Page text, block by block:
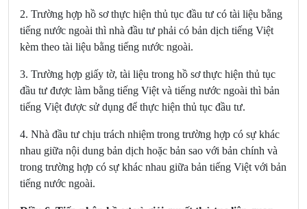
2. Trường hợp hồ sơ thực hiện thủ tục đầu tư có tài liệu bằng
tiếng nước ngoài thì nhà đầu tư phải có bản dịch tiếng Việt
kèm theo tài liệu bằng tiếng nước ngoài.
3. Trường hợp giấy tờ, tài liệu trong hồ sơ thực hiện thủ tục
đầu tư được làm bằng tiếng Việt và tiếng nước ngoài thì bản
tiếng Việt được sử dụng để thực hiện thủ tục đầu tư.
4. Nhà đầu tư chịu trách nhiệm trong trường hợp có sự khác
nhau giữa nội dung bản dịch hoặc bản sao với bản chính và
trong trường hợp có sự khác nhau giữa bản tiếng Việt với bản
tiếng nước ngoài.